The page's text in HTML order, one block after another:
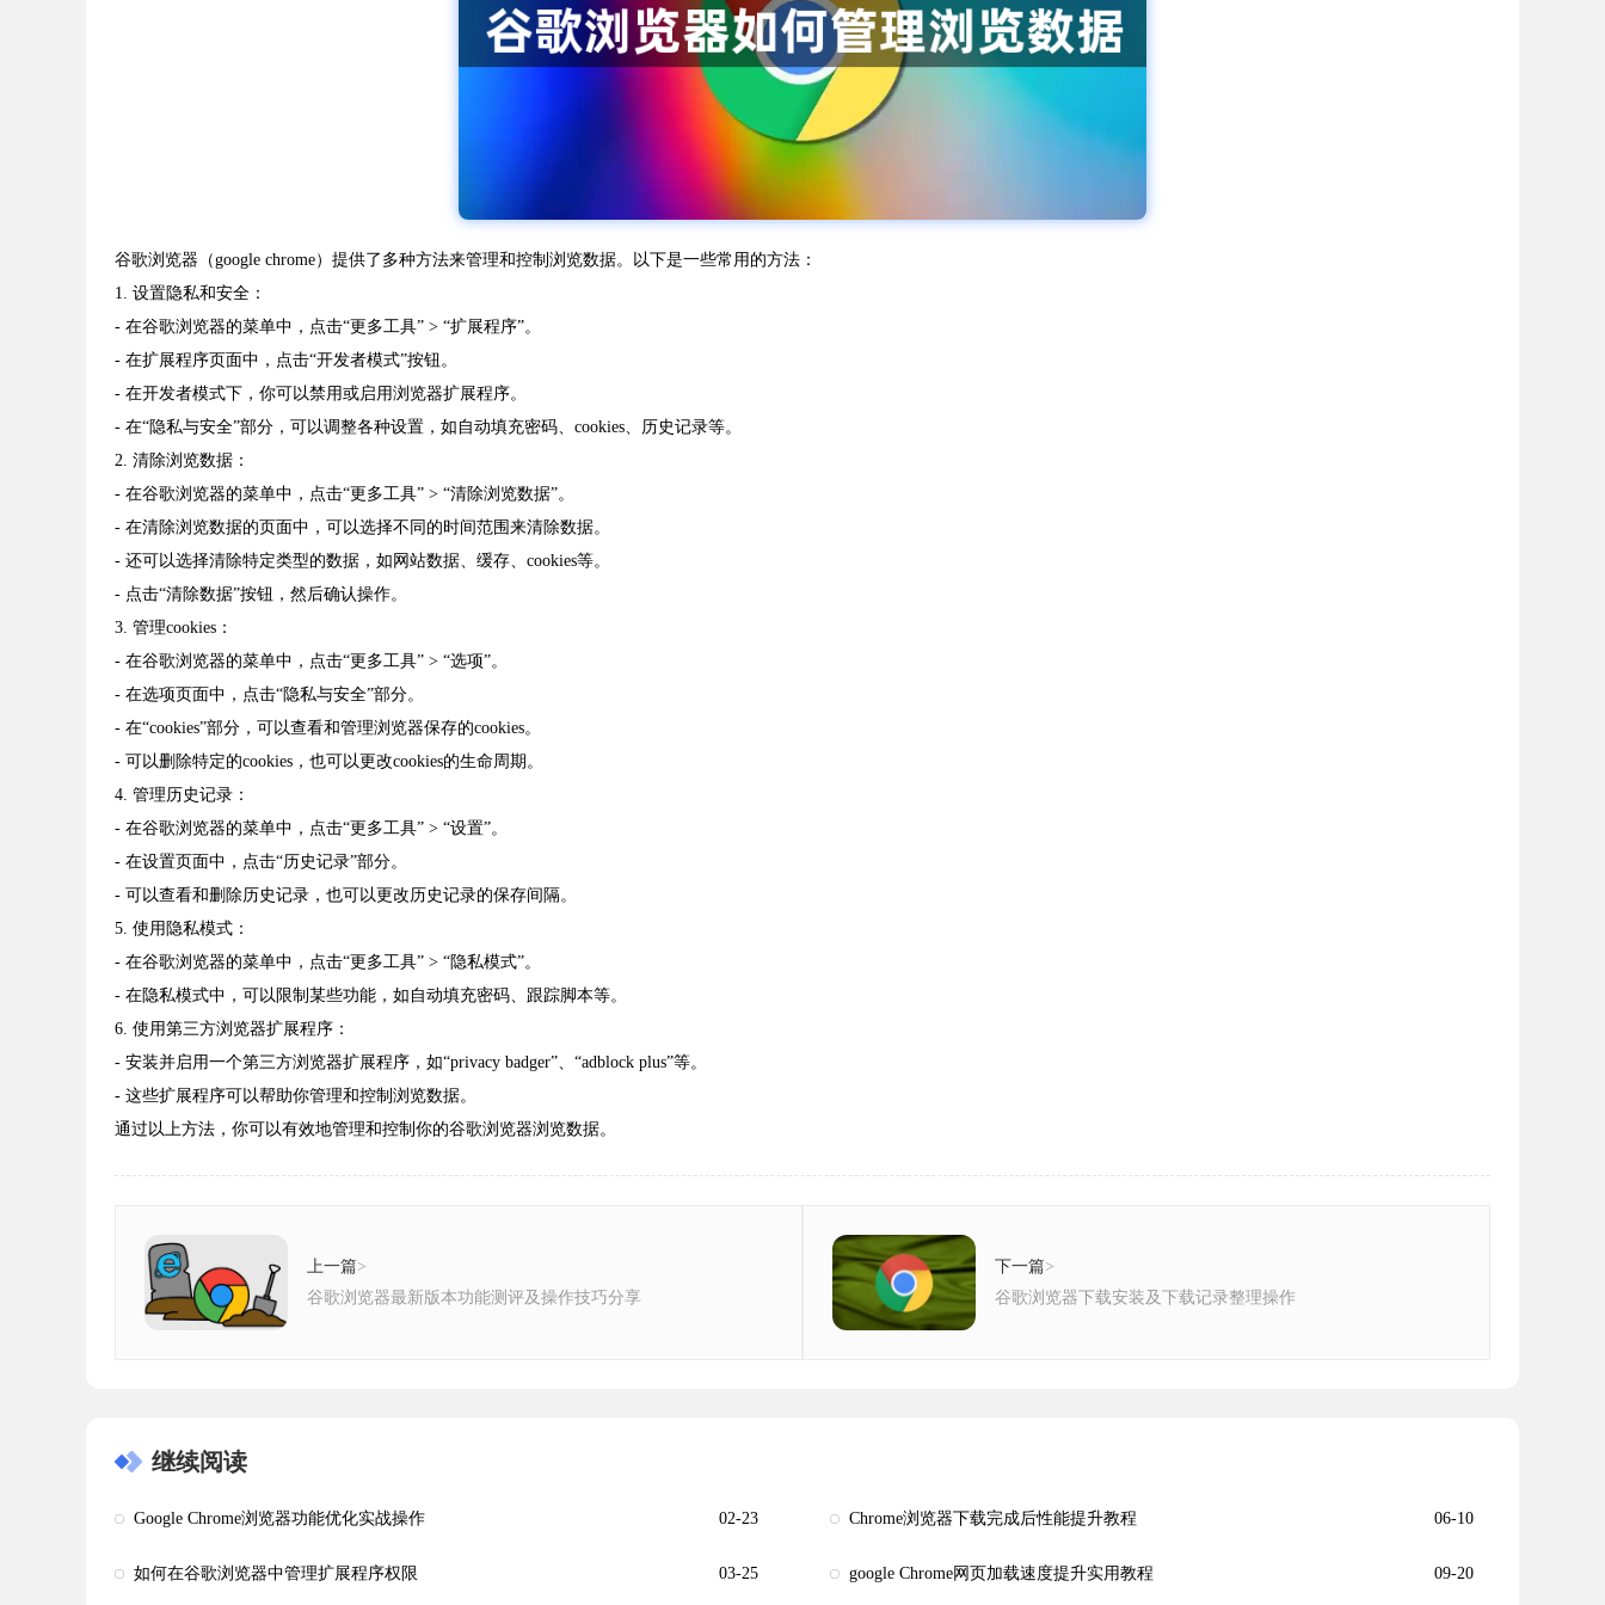
谷歌浏览器（google chrome）提供了多种方法来管理和控制浏览数据。以下是一些常用的方法：
1. 设置隐私和安全：
- 在谷歌浏览器的菜单中，点击“更多工具” > “扩展程序”。
- 在扩展程序页面中，点击“开发者模式”按钮。
- 在开发者模式下，你可以禁用或启用浏览器扩展程序。
- 在“隐私与安全”部分，可以调整各种设置，如自动填充密码、cookies、历史记录等。
2. 清除浏览数据：
- 在谷歌浏览器的菜单中，点击“更多工具” > “清除浏览数据”。
- 在清除浏览数据的页面中，可以选择不同的时间范围来清除数据。
- 还可以选择清除特定类型的数据，如网站数据、缓存、cookies等。
- 点击“清除数据”按钮，然后确认操作。
3. 管理cookies：
- 在谷歌浏览器的菜单中，点击“更多工具” > “选项”。
- 在选项页面中，点击“隐私与安全”部分。
- 在“cookies”部分，可以查看和管理浏览器保存的cookies。
- 可以删除特定的cookies，也可以更改cookies的生命周期。
4. 管理历史记录：
- 在谷歌浏览器的菜单中，点击“更多工具” > “设置”。
- 在设置页面中，点击“历史记录”部分。
- 可以查看和删除历史记录，也可以更改历史记录的保存间隔。
5. 使用隐私模式：
- 在谷歌浏览器的菜单中，点击“更多工具” > “隐私模式”。
- 在隐私模式中，可以限制某些功能，如自动填充密码、跟踪脚本等。
6. 使用第三方浏览器扩展程序：
- 安装并启用一个第三方浏览器扩展程序，如“privacy badger”、“adblock plus”等。
- 这些扩展程序可以帮助你管理和控制浏览数据。
通过以上方法，你可以有效地管理和控制你的谷歌浏览器浏览数据。
上一篇>
谷歌浏览器最新版本功能测评及操作技巧分享
下一篇>
谷歌浏览器下载安装及下载记录整理操作
继续阅读
Google Chrome浏览器功能优化实战操作 02-23 Chrome浏览器下载完成后性能提升教程 06-10
如何在谷歌浏览器中管理扩展程序权限 03-25 google Chrome网页加载速度提升实用教程 09-20